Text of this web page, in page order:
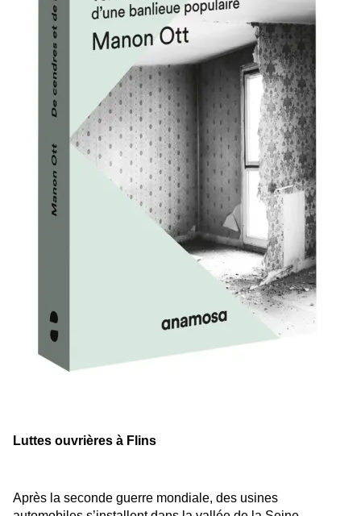
Luttes ouvrières à Flins
Après la seconde guerre mondiale, des usines